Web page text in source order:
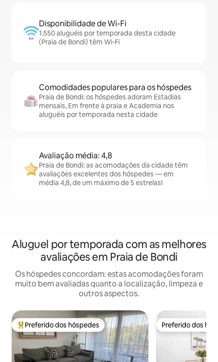
Disponibilidade de Wi-Fi
1.550 aluguéis por temporada desta cidade
(Praia de Bondi) têm Wi-Fi
Comodidades populares para os hóspedes
Praia de Bondi: os hóspedes adoram Estadias
mensais, Em frente à praia e Academia nos
aluguéis por temporada nesta cidade
Avaliação média: 4,8
Praia de Bondi: as acomodações da cidade têm
avaliações excelentes dos hóspedes — em
média 4,8, de um máximo de 5 estrelas!
Aluguel por temporada com as melhores
avaliações em Praia de Bondi
Os hóspedes concordam: estas acomodações foram
muito bem avaliadas quanto a localização, limpeza e
outros aspectos.
Entre os melhores preferidos dos hóspedes
Preferido dos hóspedes Preferido dos
Preferido dos